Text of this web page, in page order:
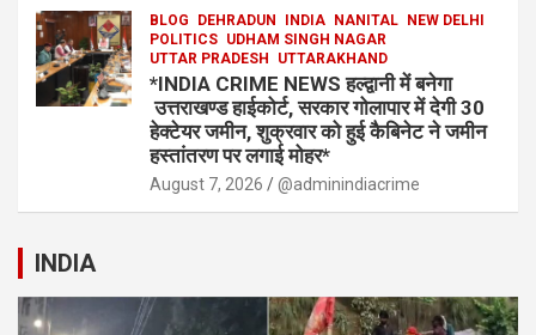
BLOG DEHRADUN INDIA NANITAL NEW DELHI
POLITICS UDHAM SINGH NAGAR
UTTAR PRADESH
UTTARAKHAND
*INDIA CRIME NEWS हल्द्वानी में बनेगा
उत्तराखण्ड हाईकोर्ट, सरकार गोलापार में देगी 30
हेक्टेयर जमीन, शुक्रवार को हुई कैबिनेट ने जमीन
हस्तांतरण पर लगाई मोहर*
August 7, 2026 @adminindiacrime
INDIA